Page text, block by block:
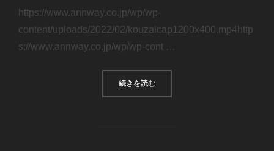
https://www.annway.co.jp/wp/wp-
content/uploads/2022/02/kouzaicap1200x400.mp4http
s://www.annway.co.jp/wp/wp-cont …
続きを読む